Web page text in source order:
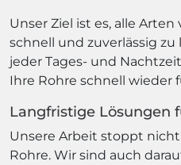
Unser Ziel ist es, alle
schnell und zuverlässig zu
jeder Tages- und
Ihre Rohre schnell wieder
Langfristige Lösungen
Unsere Arbeit stoppt
Rohre. Wir sind auch